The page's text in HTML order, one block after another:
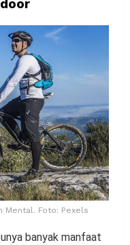
Mental. Foto: Pexels
banyak manfaat